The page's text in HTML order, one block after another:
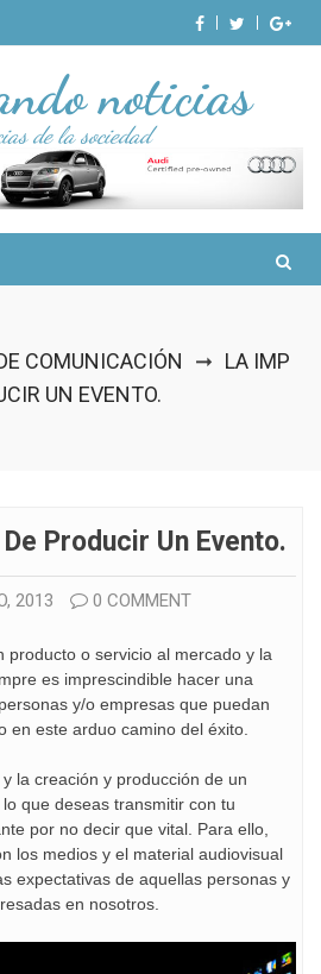
noticias
de la sociedad
COMUNICACIÓN ➞ LA IMP
UN EVENTO.
Producir Un Evento.
2013 0 COMMENT
producto o servicio al mercado y la
es imprescindible hacer una
y/o empresas que puedan
en este arduo camino del éxito.
la creación y producción de un
que deseas transmitir con tu
por no decir que vital. Para ello,
los medios y el material audiovisual
expectativas de aquellas personas y
en nosotros.